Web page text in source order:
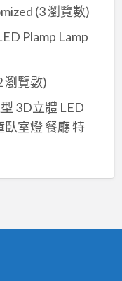
(3 瀏覽數)
Plamp Lamp
瀏覽數)
3D立體 LED
臥室燈 餐廳 特